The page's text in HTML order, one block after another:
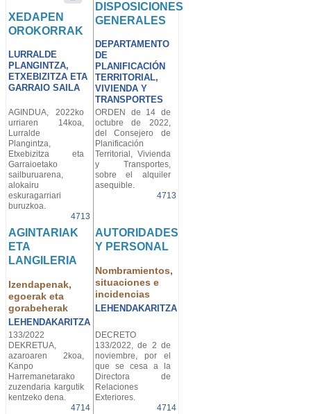
XEDAPEN
OROKORRAK
LURRALDE
PLANGINTZA,
ETXEBIZITZA ETA
GARRAIO SAILA
DISPOSICIONES
GENERALES
DEPARTAMENTO
DE
PLANIFICACIÓN
TERRITORIAL,
VIVIENDA Y
TRANSPORTES
AGINDUA, 2022ko
urriaren 14koa,
Lurralde
Plangintza,
Etxebizitza eta
Garraioetako
sailburuarena,
alokairu
eskuragarriari
buruzkoa.
4713
ORDEN de 14 de
octubre de 2022,
del Consejero de
Planificación
Territorial, Vivienda
y Transportes,
sobre el alquiler
asequible.
4713
AGINTARIAK
ETA
LANGILERIA
Izendapenak,
egoerak eta
gorabeherak
LEHENDAKARITZA
AUTORIDADES
Y PERSONAL
Nombramientos,
situaciones e
incidencias
LEHENDAKARITZA
133/2022
DEKRETUA,
azaroaren 2koa,
Kanpo
Harremanetarako
zuzendaria kargutik
kentzeko dena.
4714
DECRETO
133/2022, de 2 de
noviembre, por el
que se cesa a la
Directora de
Relaciones
Exteriores.
4714